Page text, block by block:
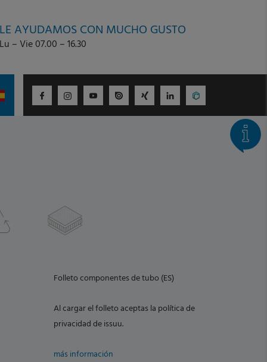
LE AYUDAMOS CON MUCHO GUSTO
Lu – Vie 07.00 – 16.30
Folleto componentes de tubo (ES)
Al cargar el folleto aceptas la política de
privacidad de issuu.
más información